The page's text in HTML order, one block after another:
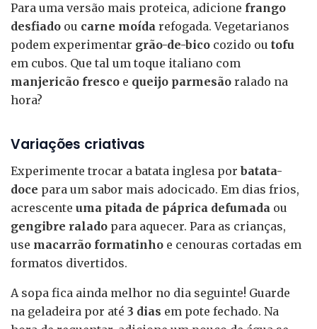
Para uma versão mais proteica, adicione frango
desfiado ou carne moída refogada. Vegetarianos
podem experimentar grão-de-bico cozido ou tofu
em cubos. Que tal um toque italiano com
manjericão fresco e queijo parmesão ralado na
hora?
Variações criativas
Experimente trocar a batata inglesa porbatata-
doce para um sabor mais adocicado. Em dias frios,
acrescente uma pitada de páprica defumada ou
gengibre ralado para aquecer. Para as crianças,
use macarrão formatinho e cenouras cortadas em
formatos divertidos.
A sopa fica ainda melhor no dia seguinte! Guarde
na geladeira por até 3 dias em pote fechado. Na